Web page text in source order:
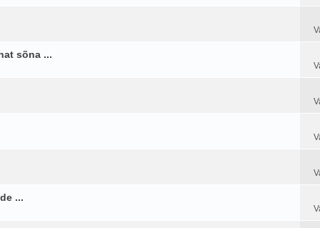
sõna ...
...